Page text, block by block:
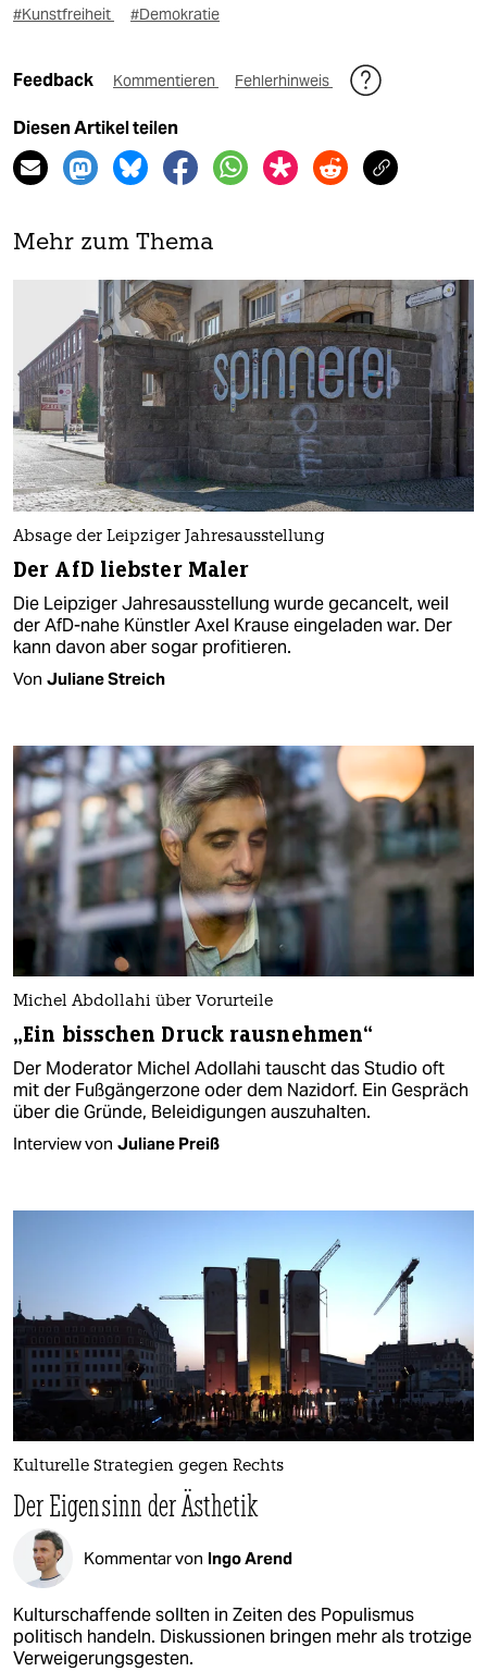
#Kunstfreiheit #Demokratie
Feedback Kommentieren Fehlerhinweis
Diesen Artikel teilen
Mehr zum Thema
Absage der Leipziger Jahresausstellung
Der AfD liebster Maler
Die Leipziger Jahresausstellung wurde gecancelt, weil
der AfD-nahe Künstler Axel Krause eingeladen war. Der
kann davon aber sogar profitieren.
Von Juliane Streich
Michel Abdollahi über Vorurteile
„Ein bisschen Druck rausnehmen“
Der Moderator Michel Adollahi tauscht das Studio oft
mit der Fußgängerzone oder dem Nazidorf. Ein Gespräch
über die Gründe, Beleidigungen auszuhalten.
Interview von Juliane Preiß
Kulturelle Strategien gegen Rechts
Der Eigensinn der Ästhetik
Kommentar von Ingo Arend
Kulturschaffende sollten in Zeiten des Populismus
politisch handeln. Diskussionen bringen mehr als trotzige
Verweigerungsgesten.